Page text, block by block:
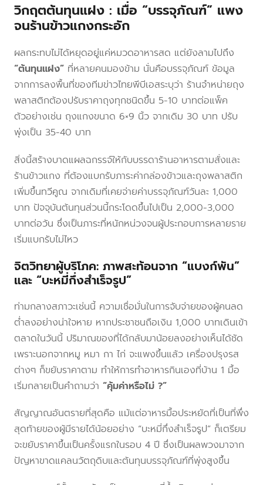
วิกฤตต้นทุนแฝง : เมื่อ “บรรจุภัณฑ์” แพง
จนร้านข้าวแกงกระอัก
ผลกระทบไม่ได้หยุดอยู่แค่หมวดอาหารสด แต่ยังลามไปถึง
“ต้นทุนแฝง” ที่หลายคนมองข้าม นั่นคือบรรจุภัณฑ์ ข้อมูล
จากการลงพื้นที่ของทีมข่าวไทยพีบีเอสระบุว่า ร้านจำหน่ายถุง
พลาสติกต้องปรับราคาถุงทุกชนิดขึ้น 5-10 บาทต่อแพ็ค
ตัวอย่างเช่น ถุงแกงขนาด 6×9 นิ้ว จากเดิม 30 บาท ปรับ
พุ่งเป็น 35-40 บาท
สิ่งนี้สร้างบาดแผลฉกรรจ์ให้กับบรรดาร้านอาหารตามสั่งและ
ร้านข้าวแกง ที่ต้องแบกรับภาระค่ากล่องข้าวและถุงพลาสติก
เพิ่มขึ้นทวีคูณ จากเดิมที่เคยจ่ายค่าบรรจุภัณฑ์วันละ 1,000
บาท ปัจจุบันต้นทุนส่วนนี้กระโดดขึ้นไปเป็น 2,000-3,000
บาทต่อวัน ซึ่งเป็นภาระที่หนักหน่วงจนผู้ประกอบการหลายราย
เริ่มแบกรับไม่ไหว
จิตวิทยาผู้บริโภค: ภาพสะท้อนจาก “แบงก์พัน”
และ “บะหมี่กึ่งสำเร็จรูป”
ท่ามกลางสภาวะเช่นนี้ ความเชื่อมั่นในการจับจ่ายของผู้คนลด
ต่ำลงอย่างน่าใจหาย หากประชาชนถือเงิน 1,000 บาทเดินเข้า
ตลาดในวันนี้ ปริมาณของที่ได้กลับมาน้อยลงอย่างเห็นได้ชัด
เพราะนอกจากหมู หมา กา ไก่ จะแพงขึ้นแล้ว เครื่องปรุงรส
ต่างๆ ก็ขยับราคาตาม ทำให้การทำอาหารกินเองที่บ้าน 1 มื้อ
เริ่มกลายเป็นคำถามว่า “คุ้มค่าหรือไม่ ?”
สัญญาณอันตรายที่สุดคือ แม้แต่อาหารมื้อประหยัดที่เป็นที่พึ่ง
สุดท้ายของผู้มีรายได้น้อยอย่าง “บะหมี่กึ่งสำเร็จรูป” ก็เตรียม
จะขยับราคาขึ้นเป็นครั้งแรกในรอบ 4 ปี ซึ่งเป็นผลพวงมาจาก
ปัญหาขาดแคลนวัตถุดิบและต้นทุนบรรจุภัณฑ์ที่พุ่งสูงขึ้น